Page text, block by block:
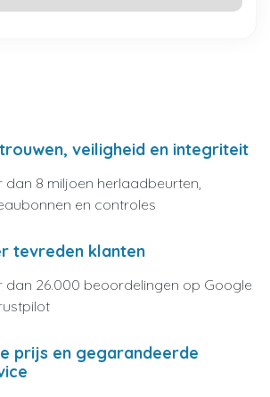
veiligheid en integriteit
dan 8 miljoen herlaadbeurten,
en controles
tevreden klanten
dan 26.000 beoordelingen op Google
prijs en gegarandeerde